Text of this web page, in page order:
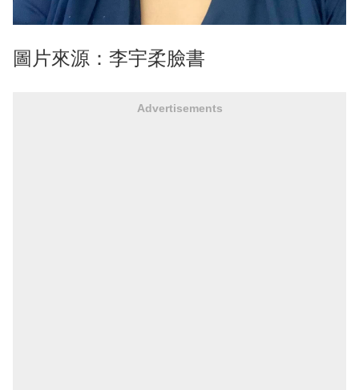
圖片來源：李宇柔臉書
Advertisements